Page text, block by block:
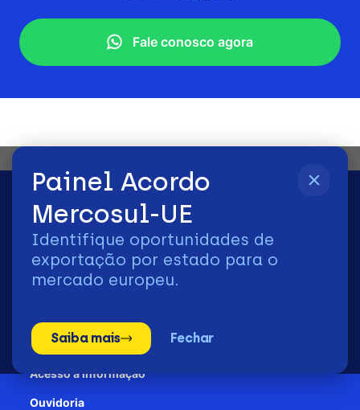
Fale conosco agora
Painel Acordo
Mercosul-UE
Identifique oportunidades de
exportação por estado para o
mercado europeu.
Saiba mais Fechar
2026 | © Todos os Direitos Reservados - ApexBrasil
Patrocínio
Acesso à informação
Ouvidoria